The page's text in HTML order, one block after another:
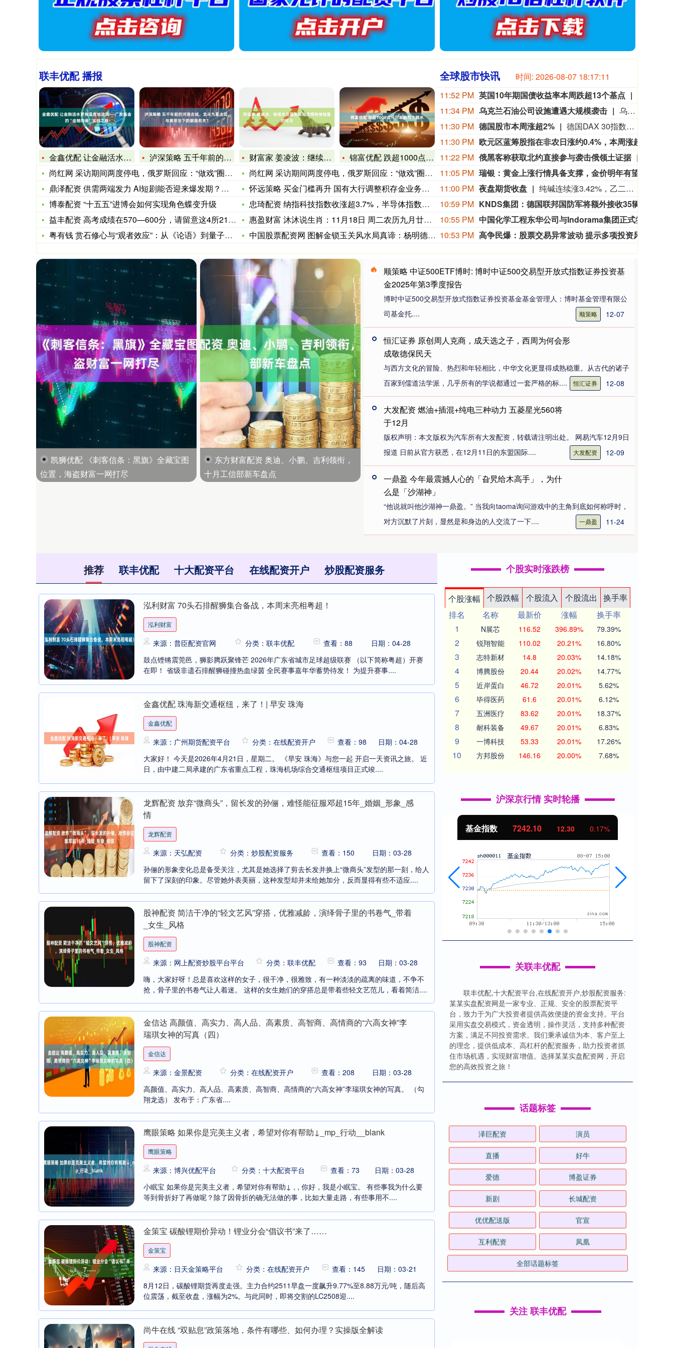
联丰优配 播报
金鑫优配 让金融活水更有温度地流淌——广发基金的“金融向善”
泸深策略 五千年前的河洛古城，北斗九星出现，与黄帝治下的都邑
尚红网 采访期间两度停电，俄罗斯回应：“做戏”圈钱，故意关
鼎泽配资 供需两端发力 AI短剧能否迎来爆发期？｜微研报
博泰配资 “十五五”进博会如何实现角色蝶变升级
益丰配资 高考成绩在570—600分，请留意这4所211大学
粤有钱 赏石修心与“观者效应”：从《论语》到量子哲学的同源启
财富家 姜凌波：继续关注量能变动警惕持续缩量的情况
锦富优配 跌超1000点！日本股市大跳水
尚红网 采访期间两度停电，俄罗斯回应：“做戏”圈钱，故意关
怀远策略 买金门槛再升 国有大行调整积存金业务规则
忠琦配资 纳指科技指数收涨超3.7%，半导体指数涨超4.6%
惠盈财富 沐沐说生肖：11月18日 周二农历九月廿九，哪些属
中国股票配资网 图解金锁玉关风水局真谛：杨明德大师揭秘住宅旺
全球股市快讯 时间: 2026-08-07 18:17:13
11:52 PM 英国10年期国债收益率本周跌超13个基点
11:34 PM 乌克兰石油公司设施遭遇大规模袭击
乌克兰石油天然气公司7日说，该公司旗下乌克兰石油公司遭遇了近几个月来最大规模的袭击。乌克兰石油天然气公司在官网发布消息说，俄方过去一晚袭击了乌克兰石油公司7处石油和天然气生产设施，导致公司关键生产设备受损、油气产量大幅下降。袭击未造成人员伤亡。（新华社）
11:30 PM 德国股市本周涨超2%
德国DAX 30指数初步收涨0.87%，报26368.48点，本周累计上涨大约2.8%。法国股指初步收涨0.38%，意大利股指初步收涨0.11%、银行指数跌0.17%，英国股指初步收涨0.44%。
11:30 PM
11:22 PM 俄黑客称获取北约直接参与袭击俄领土证据
11:05 PM
11:00 PM 夜盘期货收盘
纯碱连续涨3.42%，乙二醇连续涨2.01%，焦煤连续涨1.71%，玻璃连续涨1.47%，苯乙烯连续涨1.20%。
10:59 PM
10:55 PM
10:53 PM
凯狮优配 《刺客信条：黑旗》全藏宝图
位置，海盗财富一网打尽
东方财富配资 奥迪、小鹏、吉利领衔，
十月工信部新车盘点
顺策略 中证500ETF博时: 博时中证500交易型开放式指数证券投资基
金2025年第3季度报告
博时中证500交易型开放式指数证券投资基金基金管理人：博时基金管理有限公
司基金托....
12-07
顺策略
恒汇证券 原创周人克商，成天选之子，西周为何会形
成敬德保民天
与西方文化的冒险、热烈和年轻相比，中华文化更显得成熟稳重。从古代的诸子
百家到儒道法学派，几乎所有的学说都通过一套严格的标....
12-08
恒汇证券
大发配资 燃油+插混+纯电三种动力 五菱星光560将
于12月
版权声明：本文版权为汽车所有大发配资，转载请注明出处。 网易汽车12月9日
报道 日前从官方获悉，在12月11日的东盟国际....
12-09
大发配资
一鼎盈 今年最震撼人心的「旮旯给木高手」，为什
么是「沙湖神」
“他说就叫他沙湖神一鼎盈。” 当我向taoma询问游戏中的主角到底如何称呼时，
对方沉默了片刻，显然是和身边的人交流了一下....
11-24
一鼎盈
推荐 联丰优配 十大配资平台 在线配资开户 炒股配资服务
泓利财富 70头石排醒狮集合备战，本周末亮相粤超！
泓利财富
来源：普臣配资官网 分类：联丰优配 查看：88
日期：04-28
鼓点铿锵震莞邑，狮影腾跃聚锋芒 2026年广东省城市足球超级联赛 （以下简称粤超）开赛
在即！ 省级非遗石排醒狮碰撞热血绿茵 全民赛事嘉年华蓄势待发！ 为提升赛事....
金鑫优配 珠海新交通枢纽，来了！| 早安 珠海
金鑫优配
来源：广州期货配资平台 分类：在线配资开户 查看：98
日期：04-28
大家好！ 今天是2026年4月21日，星期二。 《早安 珠海》与您一起 开启一天资讯之旅。 近
日，由中建二局承建的广东省重点工程，珠海机场综合交通枢纽项目正式竣....
龙辉配资 放弃“微商头”，留长发的孙俪，难怪能征服邓超15年_婚姻_形象_感
情
龙辉配资
来源：天弘配资 分类：炒股配资服务 查看：150
日期：03-28
孙俪的形象变化总是备受关注，尤其是她选择了剪去长发并换上“微商头”发型的那一刻，给人
留下了深刻的印象。尽管她外表美丽，这种发型却并未给她加分，反而显得有些不适应....
股神配资 简洁干净的“轻文艺风”穿搭，优雅减龄，演绎骨子里的书卷气_带着
_女生_风格
股神配资
来源：网上配资炒股平台平台 分类：联丰优配 查看：93
日期：03-28
嗨，大家好呀！总是喜欢这样的女子，很干净，很雅致，有一种淡淡的疏离的味道，不争不
抢，骨子里的书卷气让人着迷。 这样的女生她们的穿搭总是带着些轻文艺范儿，看着简洁....
金信达 高颜值、高实力、高人品、高素质、高智商、高情商的“六高女神”李
瑞琪女神的写真（四）
金信达
来源：金景配资 分类：在线配资开户 查看：208
日期：03-28
高颜值、高实力、高人品、高素质、高智商、高情商的“六高女神”李瑞琪女神的写真。 （勾
翔龙选） 发布于：广东省....
鹰眼策略 如果你是完美主义者，希望对你有帮助↓_mp_行动__blank
鹰眼策略
来源：博兴优配平台 分类：十大配资平台 查看：73
日期：03-28
小眠宝 如果你是完美主义者，希望对你有帮助↓ , , 你好，我是小眠宝。 有些事我为什么要
等到骨折好了再做呢？除了因骨折的确无法做的事，比如大量走路，有些事用不....
金策宝 碳酸锂期价异动！锂业分会“倡议书”来了……
金策宝
来源：日天金策略平台 分类：在线配资开户 查看：145
日期：03-21
8月12日，碳酸锂期货再度走强。主力合约2511早盘一度飙升9.77%至8.88万元/吨，随后高
位震荡，截至收盘，涨幅为2%。与此同时，即将交割的LC2508迎....
尚牛在线 “双贴息”政策落地，条件有哪些、如何办理？实操版全解读
个股实时涨跌榜
个股涨幅 个股跌幅 个股流入 个股流出
换手率
排名
名称 最新价 涨幅
换手率
1
N展芯 116.52 396.89% 79.39%
2 锐翔智能 110.02 20.21% 16.80%
3 志特新材 14.8 20.03% 14.18%
4 博腾股份 20.44 20.02% 14.77%
5 近岸蛋白 46.72 20.01% 5.62%
6 毕得医药 61.6 20.01% 6.12%
7 五洲医疗 83.62 20.01% 18.37%
8 耐科装备 49.67 20.01% 6.83%
9 一博科技 53.33 20.01% 17.26%
10 方邦股份 146.16 20.00% 7.68%
沪深京行情 实时轮播
北证50 1134.24 11.37 基金指数 7242.10 12.30 0.17%
关联丰优配
联丰优配,十大配资平台,在线配资开户,炒股配资服务:
某某实盘配资网是一家专业、正规、安全的股票配资平
台，致力于为广大投资者提供高效便捷的资金支持。平台
采用实盘交易模式，资金透明，操作灵活，支持多种配资
方案，满足不同投资需求。我们秉承诚信为本、客户至上
的理念，提供低成本、高杠杆的配资服务，助力投资者抓
住市场机遇，实现财富增值。选择某某实盘配资网，开启
您的高效投资之旅！
话题标签
泽巨配资 演员
直播 好牛
爱德 博盈证券
新剧 长城配资
优优配送版 官宣
互利配资 凤凰
全部话题标签
关注 联丰优配